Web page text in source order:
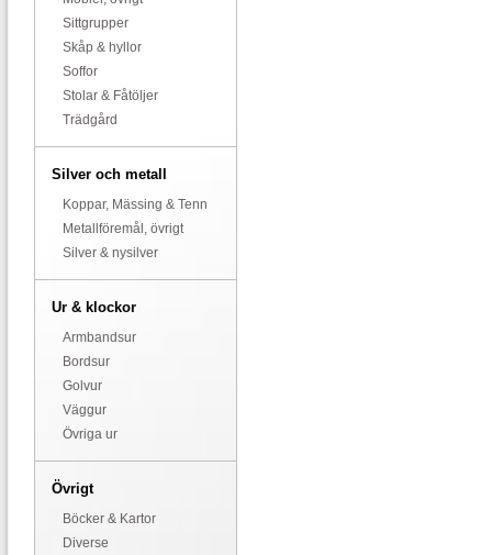
Sittgrupper
Skåp & hyllor
Soffor
Stolar & Fåtöljer
Trädgård
Silver och metall
Koppar, Mässing & Tenn
Metallföremål, övrigt
Silver & nysilver
Ur & klockor
Armbandsur
Bordsur
Golvur
Väggur
Övriga ur
Övrigt
Böcker & Kartor
Diverse